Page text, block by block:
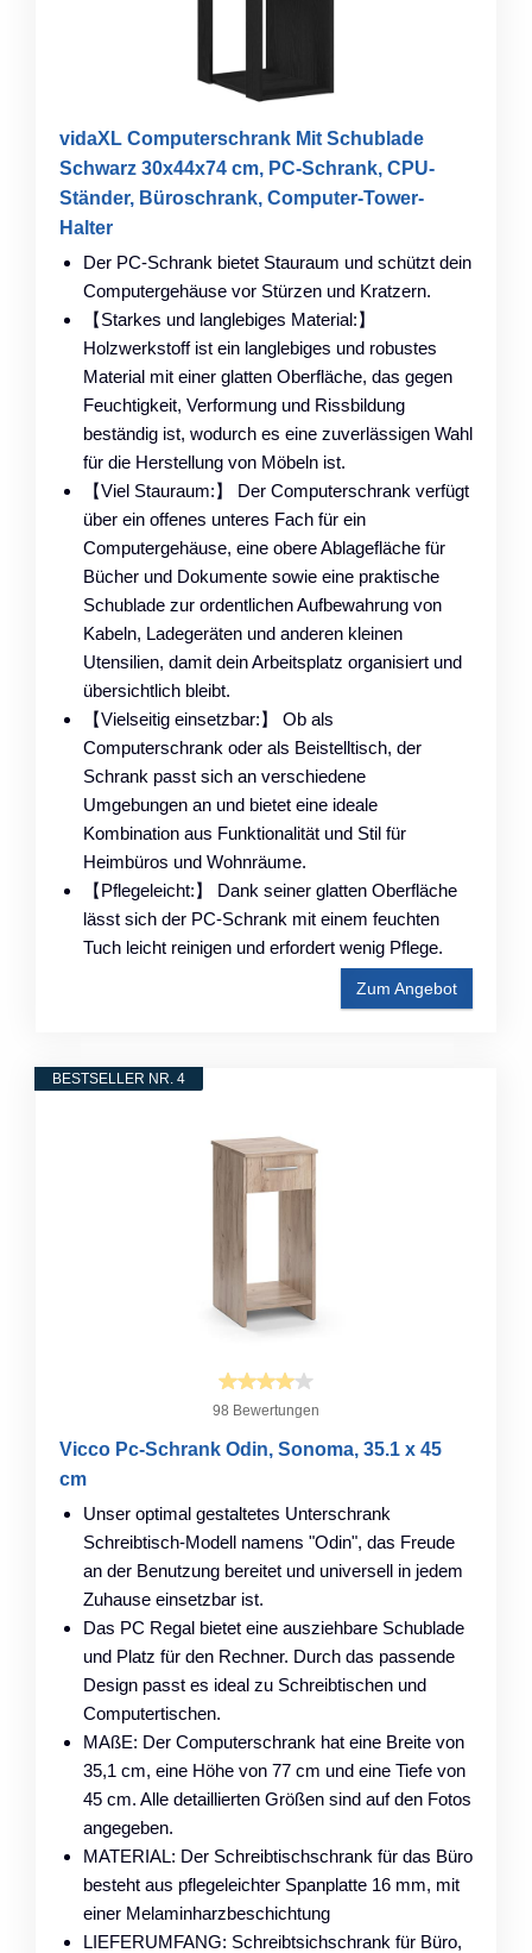
vidaXL Computerschrank Mit Schublade
Schwarz 30x44x74 cm, PC-Schrank, CPU-
Ständer, Büroschrank, Computer-Tower-
Halter
Der PC-Schrank bietet Stauraum und schützt dein
Computergehäuse vor Stürzen und Kratzern.
【Starkes und langlebiges Material:】
Holzwerkstoff ist ein langlebiges und robustes
Material mit einer glatten Oberfläche, das gegen
Feuchtigkeit, Verformung und Rissbildung
beständig ist, wodurch es eine zuverlässigen Wahl
für die Herstellung von Möbeln ist.
【Viel Stauraum:】 Der Computerschrank verfügt
über ein offenes unteres Fach für ein
Computergehäuse, eine obere Ablagefläche für
Bücher und Dokumente sowie eine praktische
Schublade zur ordentlichen Aufbewahrung von
Kabeln, Ladegeräten und anderen kleinen
Utensilien, damit dein Arbeitsplatz organisiert und
übersichtlich bleibt.
【Vielseitig einsetzbar:】 Ob als
Computerschrank oder als Beistelltisch, der
Schrank passt sich an verschiedene
Umgebungen an und bietet eine ideale
Kombination aus Funktionalität und Stil für
Heimbüros und Wohnräume.
【Pflegeleicht:】 Dank seiner glatten Oberfläche
lässt sich der PC-Schrank mit einem feuchten
Tuch leicht reinigen und erfordert wenig Pflege.
Zum Angebot
BESTSELLER NR. 4
98 Bewertungen
Vicco Pc-Schrank Odin, Sonoma, 35.1 x 45
cm
Unser optimal gestaltetes Unterschrank
Schreibtisch-Modell namens "Odin", das Freude
an der Benutzung bereitet und universell in jedem
Zuhause einsetzbar ist.
Das PC Regal bietet eine ausziehbare Schublade
und Platz für den Rechner. Durch das passende
Design passt es ideal zu Schreibtischen und
Computertischen.
MAßE: Der Computerschrank hat eine Breite von
35,1 cm, eine Höhe von 77 cm und eine Tiefe von
45 cm. Alle detaillierten Größen sind auf den Fotos
angegeben.
MATERIAL: Der Schreibtischschrank für das Büro
besteht aus pflegeleichter Spanplatte 16 mm, mit
einer Melaminharzbeschichtung
LIEFERUMFANG: Schreibtsichschrank für Büro,